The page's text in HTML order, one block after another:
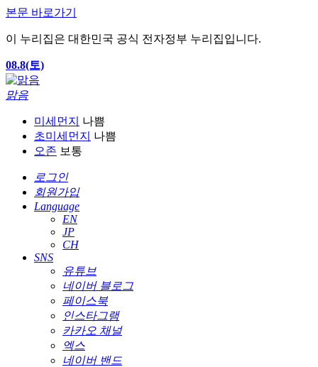
본문 바로가기
이 누리집은 대한민국 공식 전자정부 누리집입니다.
08.8(토)
맑음
미세먼지
나쁨
초미세먼지
나쁨
오존 보통
로그인
회원가입
Language
EN
JP
CH
SNS
유튜브
네이버 블로그
페이스북
인스타그램
카카오 채널
엑스
네이버 밴드